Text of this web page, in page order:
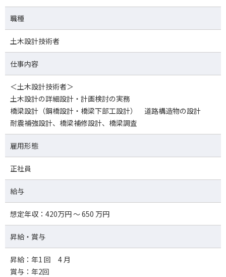
職種
土木設計技術者
仕事内容
＜土木設計技術者＞
土木設計の詳細設計・計画検討の実務
橋梁設計（鋼橋設計・橋梁下部工設計） 道路構造物の設計
耐震補強設計、橋梁補修設計、橋梁調査
雇用形態
正社員
給与
想定年収：420万円 ～ 650 万円
昇給・賞与
昇給：年1 回 4 月
賞与：年2回